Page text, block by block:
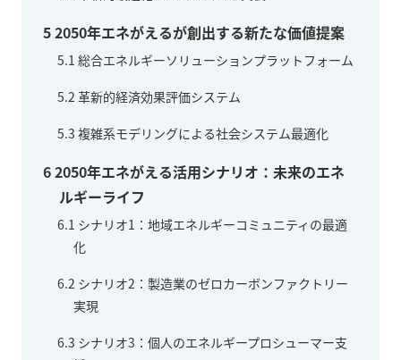
52050年エネがえるが創出する新たな価値提案
5.1 総合エネルギーソリューションプラットフォーム
5.2 革新的経済効果評価システム
5.3 複雑系モデリングによる社会システム最適化
62050年エネがえる活用シナリオ：未来のエネ
ルギーライフ
6.1 シナリオ1：地域エネルギーコミュニティの最適
化
6.2 シナリオ2：製造業のゼロカーボンファクトリー
実現
6.3 シナリオ3：個人のエネルギープロシューマー支